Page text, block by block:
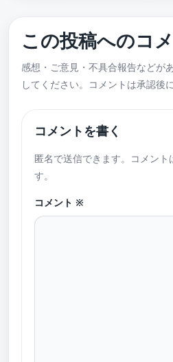
この投稿へのコ
感想・ご意見・不具合報告などが
してください。コメントは承認後
コメントを書く
匿名で送信できます。コメント
す。
コメント ※